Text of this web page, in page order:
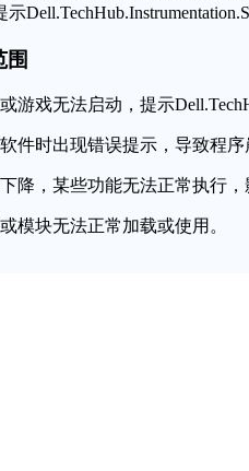
围
游戏无法启动，提示
件时出现错误提示，导致程序
降，某些功能无法正常执行，
模块无法正常加载或使用。